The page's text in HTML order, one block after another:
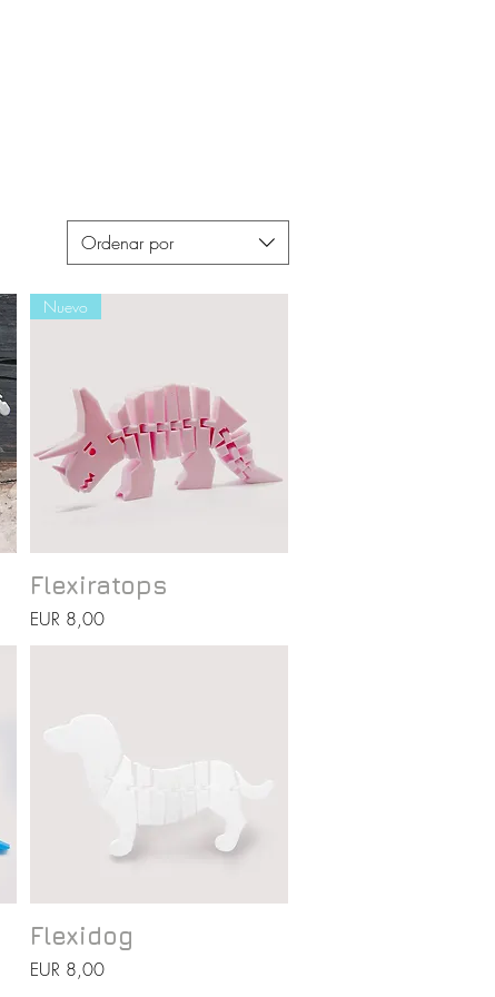
Ordenar por
Vista rápida
Nuevo
Flexiratops
Precio
EUR 8,00
Vista rápida
Flexidog
Precio
EUR 8,00